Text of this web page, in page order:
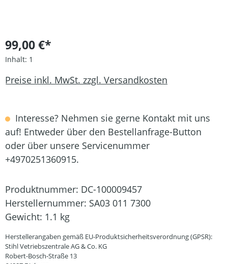
99,00 €*
Inhalt: 1
Preise inkl. MwSt. zzgl. Versandkosten
Interesse? Nehmen sie gerne Kontakt mit uns
auf! Entweder über den Bestellanfrage-Button
oder über unsere Servicenummer
+4970251360915.
Produktnummer: DC-100009457
Herstellernummer: SA03 011 7300
Gewicht: 1.1 kg
Herstellerangaben gemäß EU-Produktsicherheitsverordnung (GPSR):
Stihl Vetriebszentrale AG & Co. KG
Robert-Bosch-Straße 13